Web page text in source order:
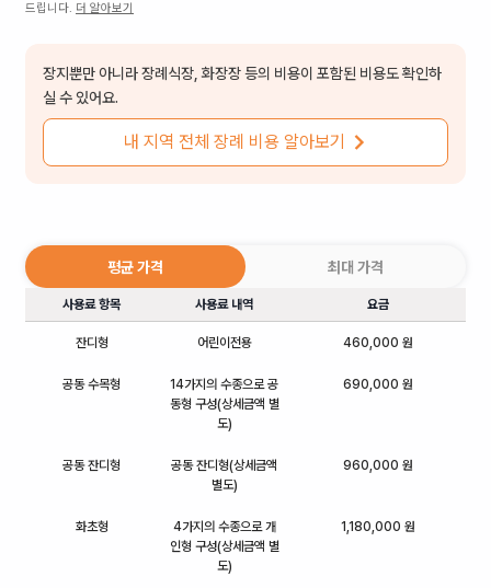
드립니다. 더 알아보기
장지뿐만 아니라 장례식장, 화장장 등의 비용이 포함된 비용도 확인하
실 수 있어요.
내 지역 전체 장례 비용 알아보기
평균 가격 최대 가격
사용료 항목 사용료 내역 요금
잔디형 어린이전용 460,000 원
공동 수목형
14가지의 수종으로 공
동형 구성(상세금액 별
도)
690,000 원
공동 잔디형
공동 잔디형(상세금액
별도)
960,000 원
화초형
4가지의 수종으로 개
인형 구성(상세금액 별
도)
1,180,000 원